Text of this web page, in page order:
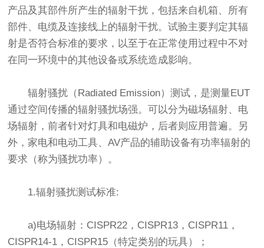
产品及其部件所产生的辐射干扰，包括来自机箱、所有
部件、电缆及连接线上的辐射干扰。试验主要判定其辐
射是否符合标准的要求，以至于在正常使用过程中不对
在同一环境中的其他设备或系统造成影响。
辐射骚扰（Radiated Emission）测试，是测量EUT
通过空间传播的辐射骚扰场强。可以分为磁场辐射、电
场辐射，前者针对灯具和电磁炉，后者则应用普遍。另
外，家电和电动工具、AV产品的辅助设备有功率辐射的
要求（称为骚扰功率）。
1.辐射骚扰测试标准:
a)电场辐射：CISPR22，CISPR13，CISPR11，
CISPR14-1，CISPR15（特定类别的玩具）；